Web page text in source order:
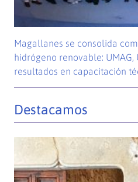
Magallanes se consolida
hidrógeno renovable: UMAG,
resultados en capacitación
Destacamos